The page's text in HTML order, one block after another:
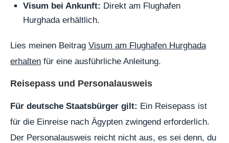
Visum bei Ankunft: Direkt am Flughafen
Hurghada erhältlich.
Lies meinen Beitrag Visum am Flughafen Hurghada
erhalten für eine ausführliche Anleitung.
Reisepass und Personalausweis
Für deutsche Staatsbürger gilt: Ein Reisepass ist
für die Einreise nach Ägypten zwingend erforderlich.
Der Personalausweis reicht nicht aus, es sei denn, du